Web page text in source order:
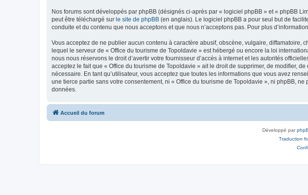
Nos forums sont développés par phpBB (désignés ci-après par « logiciel phpBB » et « phpBB
peut être téléchargé sur le site de phpBB (en anglais). Le logiciel phpBB a pour seul but de
conduite et du contenu que nous acceptons et que nous n’acceptons pas. Pour plus
Vous acceptez de ne publier aucun contenu à caractère abusif, obscène, vulgaire,
lequel le serveur de « Office du tourisme de Topoldavie » est hébergé ou encore la loi
nous nous réservons le droit d’avertir votre fournisseur d’accès à internet et les autorités
acceptez le fait que « Office du tourisme de Topoldavie » ait le droit de supprimer, de modifier,
nécessaire. En tant qu’utilisateur, vous acceptez que toutes les informations que vous avez
une tierce partie sans votre consentement, ni « Office du tourisme de Topoldavie », ni phpBB,
données.
Accueil du forum
Développé par
Traduction